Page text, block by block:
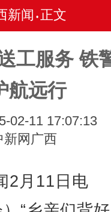
新闻 • 正文
工服务 铁
航远行
02-11 17:07:13
新网广西
月11日电